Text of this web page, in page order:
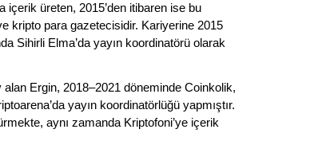
içerik üreten, 2015’den itibaren ise bu
kripto para gazetecisidir. Kariyerine 2015
Sihirli Elma’da yayın koordinatörü olarak
alan Ergin, 2018–2021 döneminde Coinkolik,
yayın koordinatörlüğü yapmıştır.
aynı zamanda Kriptofoni’ye içerik